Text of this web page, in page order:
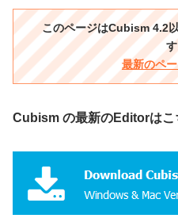
このページはCubism 4.2
最新のペ
Cubism の最新のEditorはこ